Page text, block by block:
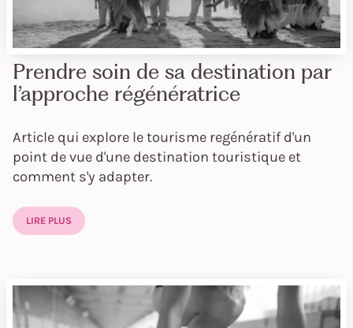
Prendre soin de sa destination par
l’approche régénératrice
Article qui explore le tourisme regénératif d'un
point de vue d'une destination touristique et
comment s'y adapter.
LIRE PLUS